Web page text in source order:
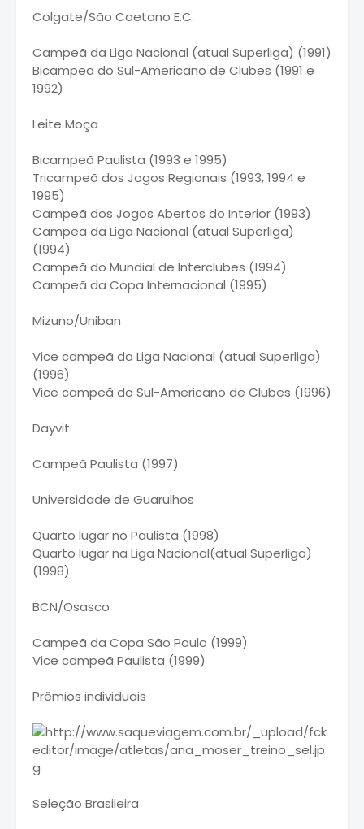
Colgate/São Caetano E.C.
Campeã da Liga Nacional (atual Superliga) (1991)
Bicampeã do Sul-Americano de Clubes (1991 e
1992)
Leite Moça
Bicampeã Paulista (1993 e 1995)
Tricampeã dos Jogos Regionais (1993, 1994 e
1995)
Campeã dos Jogos Abertos do Interior (1993)
Campeã da Liga Nacional (atual Superliga)
(1994)
Campeã do Mundial de Interclubes (1994)
Campeã da Copa Internacional (1995)
Mizuno/Uniban
Vice campeã da Liga Nacional (atual Superliga)
(1996)
Vice campeã do Sul-Americano de Clubes (1996)
Dayvit
Campeã Paulista (1997)
Universidade de Guarulhos
Quarto lugar no Paulista (1998)
Quarto lugar na Liga Nacional(atual Superliga)
(1998)
BCN/Osasco
Campeã da Copa São Paulo (1999)
Vice campeã Paulista (1999)
Prêmios individuais
Seleção Brasileira